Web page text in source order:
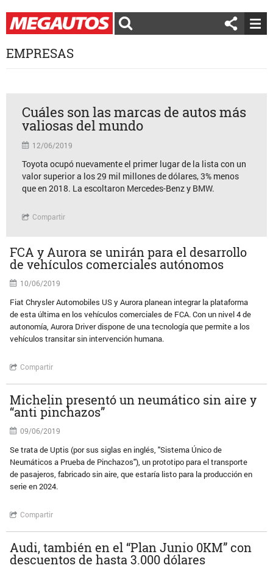
EMPRESAS
Cuáles son las marcas de autos más
valiosas del mundo
12/06/2019
Toyota ocupó nuevamente el primer lugar de la lista con un
valor superior a los 29 mil millones de dólares, 3% menos
que en 2018. La escoltaron Mercedes-Benz y BMW.
Compartir
FCA y Aurora se unirán para el desarrollo
de vehículos comerciales autónomos
10/06/2019
Fiat Chrysler Automobiles US y Aurora planean integrar la plataforma
de esta última en los vehículos comerciales de FCA. Con un nivel 4 de
autonomía, Aurora Driver dispone de una tecnología que permite a los
vehículos transitar sin intervención humana.
Compartir
Michelin presentó un neumático sin aire y
“anti pinchazos”
09/06/2019
Se trata de Uptis (por sus siglas en inglés, "Sistema Único de
Neumáticos a Prueba de Pinchazos"), un prototipo para el transporte
de pasajeros, fabricado sin aire, que estaría listo para la producción en
serie en 2024.
Compartir
Audi, también en el “Plan Junio 0KM” con
descuentos de hasta 3.000 dólares